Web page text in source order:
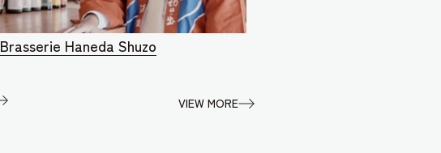
Brasserie Haneda Shuzo
VIEW MORE